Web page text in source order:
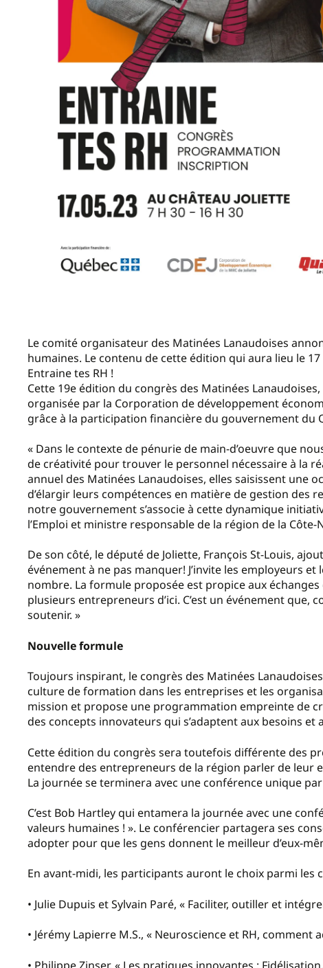
Le comité organisateur des Matinées Lanaudoises
humaines. Le contenu de cette édition qui aura lieu le
Entraine tes RH !
Cette 19e édition du congrès des Matinées
organisée par la Corporation de développement
grâce à la participation financière du gouvernement du
« Dans le contexte de pénurie de main-d’oeuvre que
de créativité pour trouver le personnel nécessaire à la
annuel des Matinées Lanaudoises, elles saisissent une
d’élargir leurs compétences en matière de gestion des
notre gouvernement s’associe à cette dynamique
l’Emploi et ministre responsable de la région de la Côte-
De son côté, le député de Joliette, François St-Louis,
événement à ne pas manquer! J’invite les employeurs
nombre. La formule proposée est propice aux
plusieurs entrepreneurs d’ici. C’est un événement
soutenir. »
Nouvelle formule
Toujours inspirant, le congrès des Matinées
culture de formation dans les entreprises et les
mission et propose une programmation empreinte de
des concepts innovateurs qui s’adaptent aux besoins
Cette édition du congrès sera toutefois différente des
entendre des entrepreneurs de la région parler de leur
La journée se terminera avec une conférence unique
C’est Bob Hartley qui entamera la journée avec une
valeurs humaines ! ». Le conférencier partagera ses
adopter pour que les gens donnent le meilleur d’eux-
En avant-midi, les participants auront le choix parmi les
• Julie Dupuis et Sylvain Paré, « Faciliter, outiller et
• Jérémy Lapierre M.S., « Neuroscience et RH, comment
• Philippe Zinser, « Les pratiques innovantes :